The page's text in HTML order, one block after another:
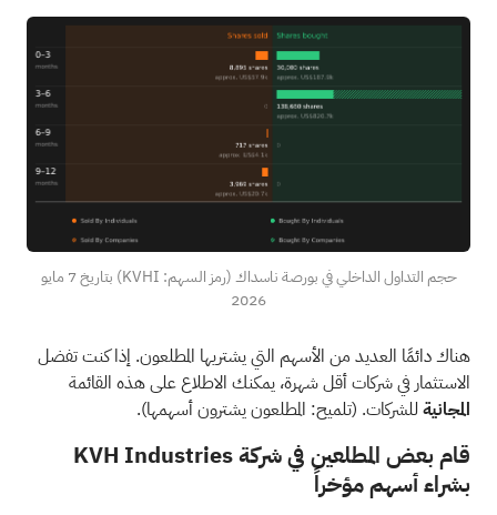
حجم التداول الداخلي في بورصة ناسداك (رمز السهم: KVHI) بتاريخ 7 مايو
2026
هناك دائمًا العديد من الأسهم التي يشتريها المطلعون. إذا كنت تفضل
الاستثمار في شركات أقل شهرة، يمكنك الاطلاع على هذه القائمة
المجانيةللشركات. (تلميح: المطلعون يشترون أسهمها).
قام بعض المطلعين في شركة KVH Industries
بشراء أسهم مؤخراً